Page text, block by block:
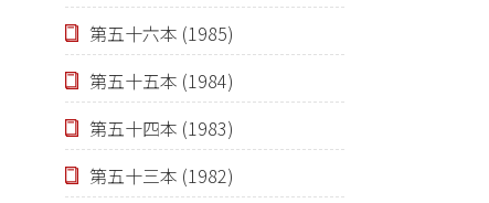
第五十六本 (1985)
第五十五本 (1984)
第五十四本 (1983)
第五十三本 (1982)